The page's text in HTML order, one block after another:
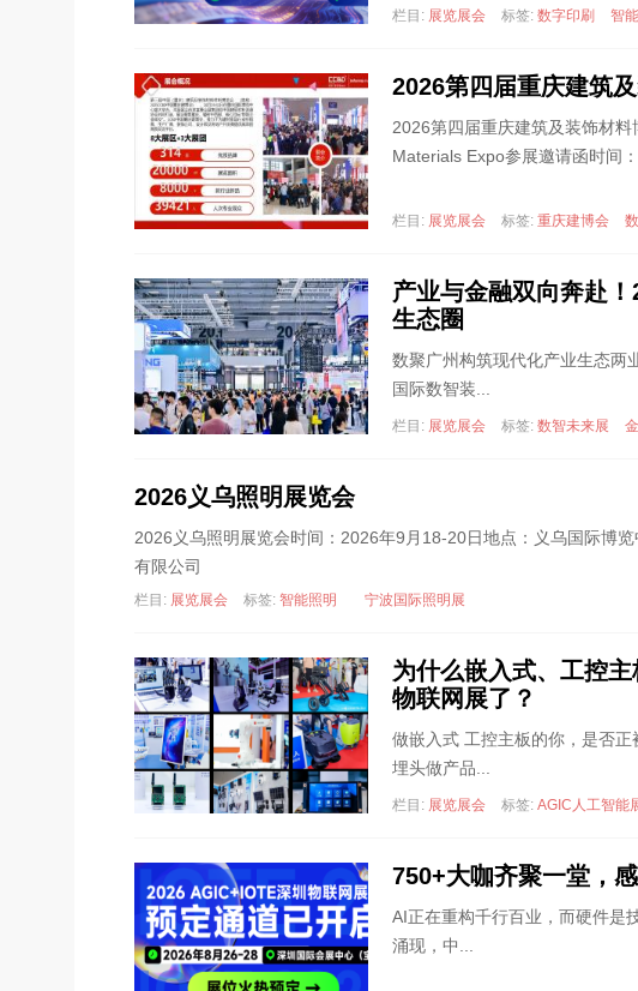
栏目: 展览展会 标签: 数字印刷 智
2026第四届重庆建筑
2026第四届重庆建筑及装饰材
Materials Expo参展邀请函时间
栏目: 展览展会 标签: 重庆建博会
产业与金融双向奔赴
生态圈
数聚广州构筑现代化产业生态两
国际数智装...
栏目: 展览展会 标签: 数智未来展
2026义乌照明展览会
2026义乌照明展览会时间：2026年9月18-20日地点：义乌国际博
有限公司
栏目: 展览展会 标签: 智能照明 宁波国际照明展
为什么嵌入式、工控
物联网展了？
做嵌入式 工控主板的你，是否
埋头做产品...
栏目: 展览展会 标签: AGIC人工智能
750+大咖齐聚一堂，
AI正在重构千行百业，而硬件是
涌现，中...